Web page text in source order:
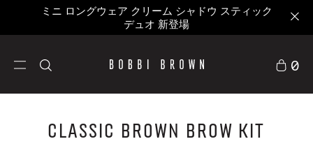
ミニ ロングウェア クリーム シャドウ スティック
デュオ 新登場
0
Classic Brown Brow Kit